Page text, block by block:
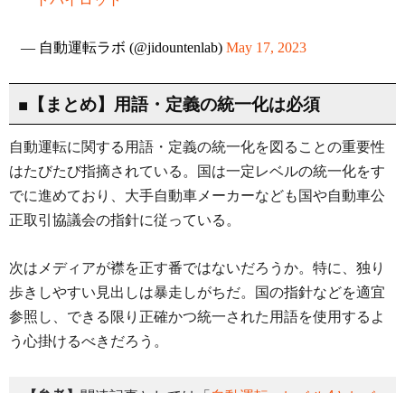
— 自動運転ラボ (@jidountenlab) May 17, 2023
■【まとめ】用語・定義の統一化は必須
自動運転に関する用語・定義の統一化を図ることの重要性
はたびたび指摘されている。国は一定レベルの統一化をす
でに進めており、大手自動車メーカーなども国や自動車公
正取引協議会の指針に従っている。
次はメディアが襟を正す番ではないだろうか。特に、独り
歩きしやすい見出しは暴走しがちだ。国の指針などを適宜
参照し、できる限り正確かつ統一された用語を使用するよ
う心掛けるべきだろう。